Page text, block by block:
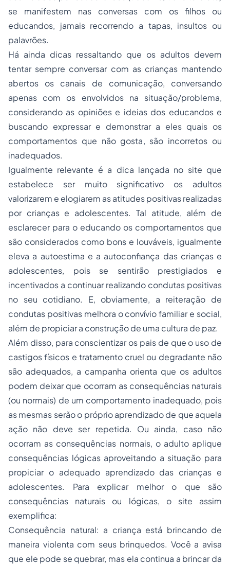
se manifestem nas conversas com os filhos ou
educandos, jamais recorrendo a tapas, insultos ou
palavrões.
Há ainda dicas ressaltando que os adultos devem
tentar sempre conversar com as crianças mantendo
abertos os canais de comunicação, conversando
apenas com os envolvidos na situação/problema,
considerando as opiniões e ideias dos educandos e
buscando expressar e demonstrar a eles quais os
comportamentos que não gosta, são incorretos ou
inadequados.
Igualmente relevante é a dica lançada no site que
estabelece ser muito significativo os adultos
valorizarem e elogiarem as atitudes positivas realizadas
por crianças e adolescentes. Tal atitude, além de
esclarecer para o educando os comportamentos que
são considerados como bons e louváveis, igualmente
eleva a autoestima e a autoconfiança das crianças e
adolescentes, pois se sentirão prestigiados e
incentivados a continuar realizando condutas positivas
no seu cotidiano. E, obviamente, a reiteração de
condutas positivas melhora o convívio familiar e social,
além de propiciar a construção de uma cultura de paz.
Além disso, para conscientizar os pais de que o uso de
castigos físicos e tratamento cruel ou degradante não
são adequados, a campanha orienta que os adultos
podem deixar que ocorram as consequências naturais
(ou normais) de um comportamento inadequado, pois
as mesmas serão o próprio aprendizado de que aquela
ação não deve ser repetida. Ou ainda, caso não
ocorram as consequências normais, o adulto aplique
consequências lógicas aproveitando a situação para
propiciar o adequado aprendizado das crianças e
adolescentes. Para explicar melhor o que são
consequências naturais ou lógicas, o site assim
exemplifica:
Consequência natural: a criança está brincando de
maneira violenta com seus brinquedos. Você a avisa
que ele pode se quebrar, mas ela continua a brincar da